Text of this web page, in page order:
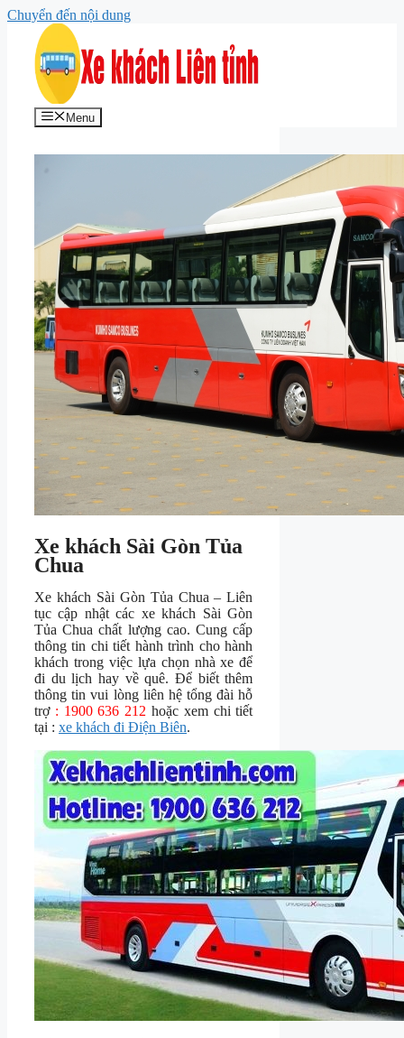
Chuyển đến nội dung
Menu
Xe khách Sài Gòn Tủa
Chua
Xe khách Sài Gòn Tủa Chua – Liên
tục cập nhật các xe khách Sài Gòn
Tủa Chua chất lượng cao. Cung cấp
thông tin chi tiết hành trình cho hành
khách trong việc lựa chọn nhà xe để
đi du lịch hay về quê. Để biết thêm
thông tin vui lòng liên hệ tổng đài hỗ
trợ : 1900 636 212 hoặc xem chi tiết
tại : xe khách đi Điện Biên.